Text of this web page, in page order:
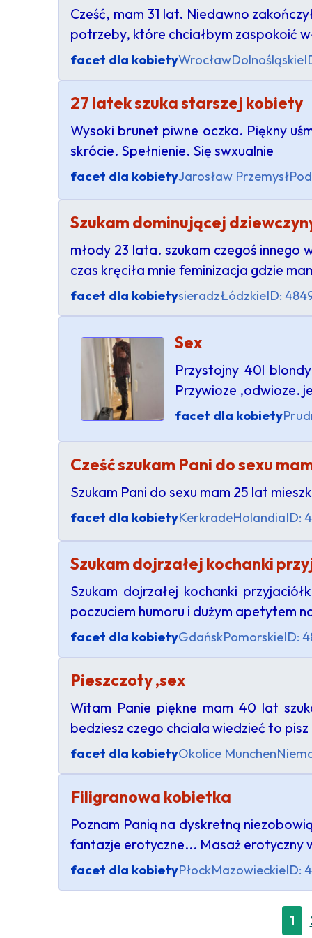
Cześć, mam 31 lat. Niedawno
potrzeby, które chciałbym zaspokoić
facet dla kobietyWrocławDolnośląskie
27 latek szuka starszej kobiety
Wysoki brunet piwne oczka. Piękny
skrócie. Spełnienie. Się swxualnie
facet dla kobietyJarosław Przemysł
Szukam dominującej
młody 23 lata. szukam czegoś innego
czas kręciła mnie feminizacja gdzie
facet dla kobietysieradzŁódzkieID:
Sex
Przystojny 40l
Przywioze ,odwioze.
facet dla kobiety
Cześć szukam Pani do sexu
Szukam Pani do sexu mam 25 lat
facet dla kobietyKerkradeHolandiaID:
Szukam dojrzałej kochanki
Szukam dojrzałej kochanki
poczuciem humoru i dużym apetytem
facet dla kobietyGdańskPomorskieID:
Pieszczoty ,sex
Witam Panie piękne mam 40 lat
bedziesz czego chciala wiedzieć to pisz
facet dla kobietyOkolice Munchen
Filigranowa kobietka
Poznam Panią na dyskretną
fantazje erotyczne... Masaż erotyczny
facet dla kobietyPłockMazowieckieID:
1